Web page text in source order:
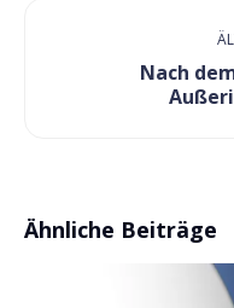
Nach
Ähnliche Beiträge